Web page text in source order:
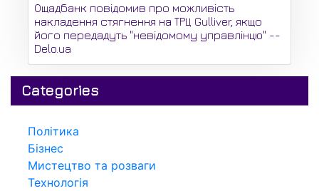
Ощадбанк повідомив про можливість
накладення стягнення на ТРЦ Gulliver, якщо
його передадуть "невідомому управлінцю" --
Delo.ua
Categories
Політика
Бізнес
Мистецтво та розваги
Технологія